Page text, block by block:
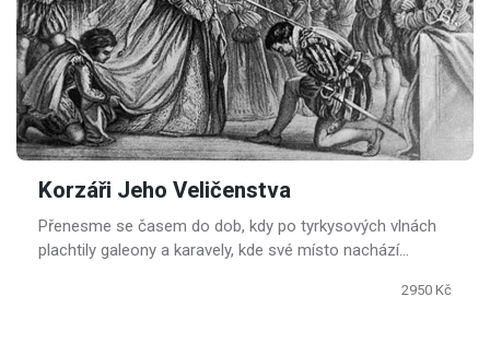
Korzáři Jeho Veličenstva
Přenesme se časem do dob, kdy po tyrkysových vlnách
plachtily galeony a karavely, kde své místo nachází
2950 Kč